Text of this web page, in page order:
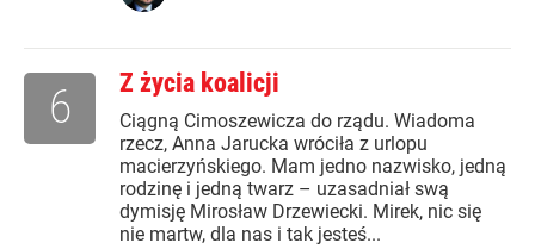
Z życia koalicji
Ciągną Cimoszewicza do rządu. Wiadoma
rzecz, Anna Jarucka wróciła z urlopu
macierzyńskiego. Mam jedno nazwisko, jedną
rodzinę i jedną twarz – uzasadniał swą
dymisję Mirosław Drzewiecki. Mirek, nic się
nie martw, dla nas i tak jesteś...
6